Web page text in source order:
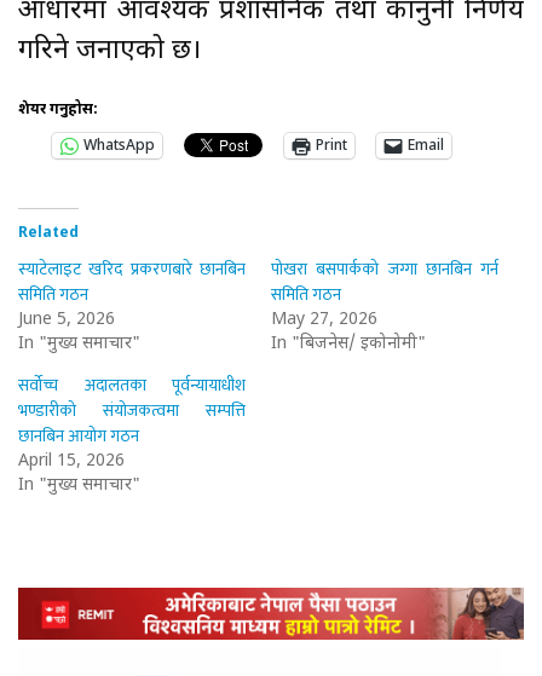
आधारमा आवश्यक प्रशासनिक तथा कानुनी निर्णय
गरिने जनाएको छ।
शेयर गर्नुहोस:
WhatsApp
Print Email
Related
स्याटेलाइट खरिद प्रकरणबारे छानबिन
समिति गठन
June 5, 2026
In "मुख्य समाचार"
पोखरा बसपार्कको जग्गा छानबिन गर्न
समिति गठन
May 27, 2026
In "बिजनेस/ इकोनोमी"
सर्वोच्च अदालतका पूर्वन्यायाधीश
भण्डारीको संयोजकत्वमा सम्पत्ति
छानबिन आयोग गठन
April 15, 2026
In "मुख्य समाचार"